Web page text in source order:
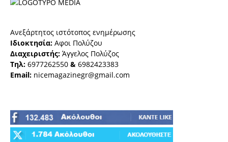
Ανεξάρτητος ιστότοπος ενημέρωσης
Ιδιοκτησία: Αφοι Πολύζου
Διαχειριστής: Άγγελος Πολύζος
Τηλ: 6977262550 & 6982423383
Email: nicemagazinegr@gmail.com